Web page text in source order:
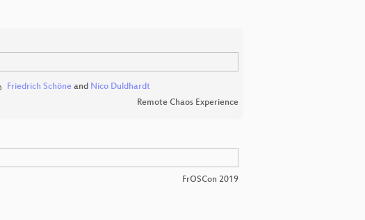
Friedrich Schöneand Nico Duldhardt
Remote Chaos Experience
FrOSCon 2019